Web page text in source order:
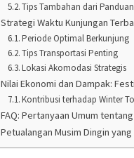
Tips Tambahan dari
Strategi Waktu Kunjungan
Periode Optimal Berkunjung
Tips Transportasi Penting
Lokasi Akomodasi Strategis
Nilai Ekonomi dan Dampak:
Kontribusi terhadap Winter
FAQ: Pertanyaan Umum
Petualangan Musim Dingin